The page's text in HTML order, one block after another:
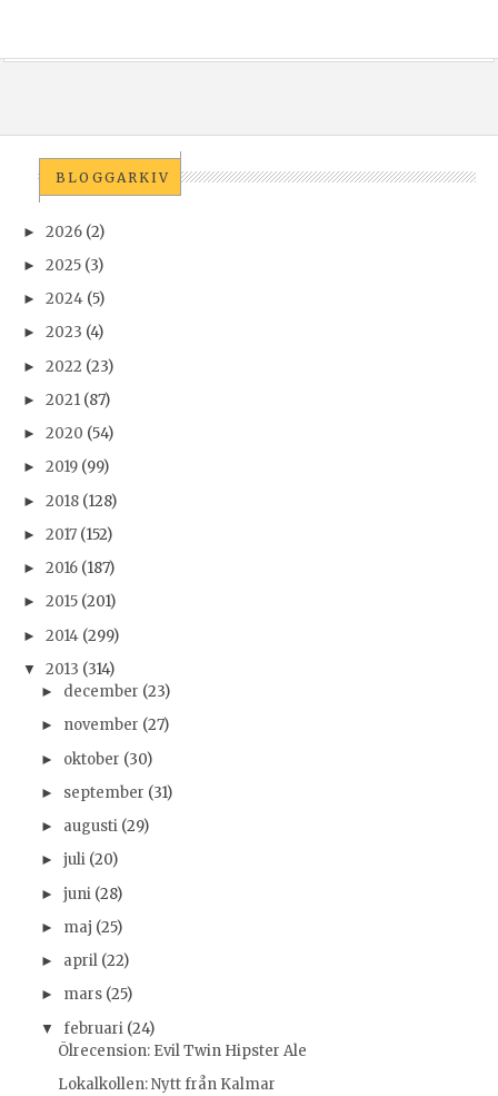
BLOGGARKIV
► 2026 (2)
► 2025 (3)
► 2024 (5)
► 2023 (4)
► 2022 (23)
► 2021 (87)
► 2020 (54)
► 2019 (99)
► 2018 (128)
► 2017 (152)
► 2016 (187)
► 2015 (201)
► 2014 (299)
▼ 2013 (314)
► december (23)
► november (27)
► oktober (30)
► september (31)
► augusti (29)
► juli (20)
► juni (28)
► maj (25)
► april (22)
► mars (25)
▼ februari (24)
Ölrecension: Evil Twin Hipster Ale
Lokalkollen: Nytt från Kalmar